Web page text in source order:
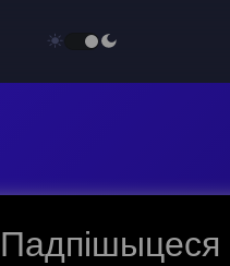
Падпішыцеся